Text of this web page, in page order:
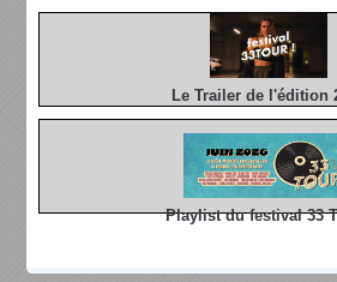
Le Trailer de l'édition
Playlist du festival 33